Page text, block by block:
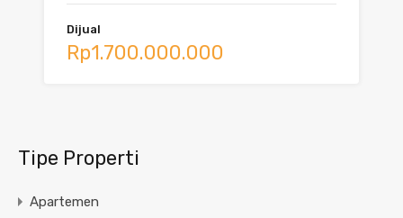
Dijual
Rp1.700.000.000
Tipe Properti
Apartemen